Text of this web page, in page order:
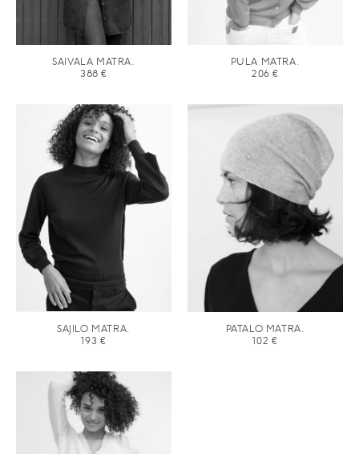
SAIVALA MATRA.
388€
PULA MATRA.
206€
SAJILO MATRA.
193 €
PATALO MATRA.
102 €